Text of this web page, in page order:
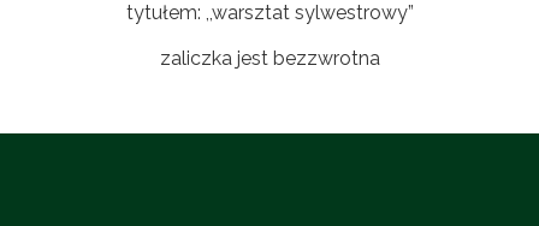
tytułem: ,,warsztat sylwestrowy”
zaliczka jest bezzwrotna